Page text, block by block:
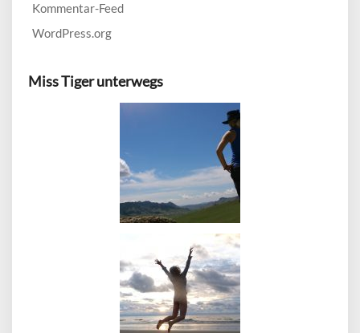
Kommentar-Feed
WordPress.org
Miss Tiger unterwegs